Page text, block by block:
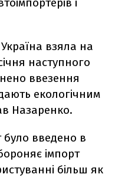
взяла на
наступного
ввезення
екологічним
Назаренко.
було введено в
імпорт
більш як